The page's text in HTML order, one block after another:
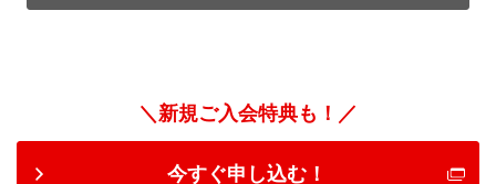
＼新規ご入会特典も！／
今すぐ申し込む！